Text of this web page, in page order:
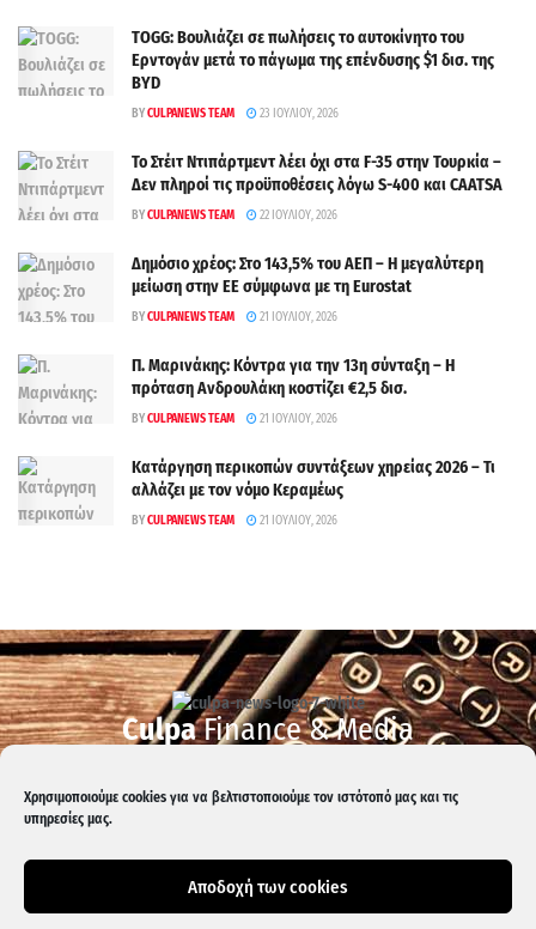
Χρησιμοποιούμε cookies για να βελτιστοποιούμε τον ιστότοπό μας και τις
υπηρεσίες μας.
Αποδοχή των cookies
TOGG: Βουλιάζει σε πωλήσεις το αυτοκίνητο του
Ερντογάν μετά το πάγωμα της επένδυσης $1 δισ. της
BYD
BYCULPANEWS TEAM 23 ΙΟΥΛΊΟΥ, 2026
Το Στέιτ Ντιπάρτμεντ λέει όχι στα F-35 στην Τουρκία –
Δεν πληροί τις προϋποθέσεις λόγω S-400 και CAATSA
BYCULPANEWS TEAM 22 ΙΟΥΛΊΟΥ, 2026
Δημόσιο χρέος: Στο 143,5% του ΑΕΠ – Η μεγαλύτερη
μείωση στην ΕΕ σύμφωνα με τη Eurostat
BYCULPANEWS TEAM 21 ΙΟΥΛΊΟΥ, 2026
Π. Μαρινάκης: Κόντρα για την 13η σύνταξη – Η
πρόταση Ανδρουλάκη κοστίζει €2,5 δισ.
BYCULPANEWS TEAM 21 ΙΟΥΛΊΟΥ, 2026
Κατάργηση περικοπών συντάξεων χηρείας 2026 – Τι
αλλάζει με τον νόμο Κεραμέως
BYCULPANEWS TEAM 21 ΙΟΥΛΊΟΥ, 2026
CulpaFinance & Media
Επικοινωνία:info@culpanews.gr
Διαφήμιση:
ads@culpanews.gr